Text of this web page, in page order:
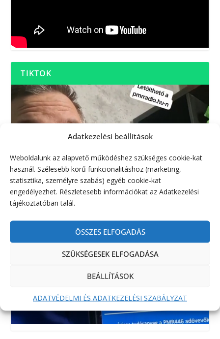
Adatkezelési beállítások
Weboldalunk az alapvető működéshez szükséges cookie-kat
használ. Szélesebb körű funkcionalitáshoz (marketing,
statisztika, személyre szabás) egyéb cookie-kat
engedélyezhet. Részletesebb információkat az Adatkezelési
tájékoztatóban talál.
ÖSSZES ELFOGADÁS
SZÜKSÉGESEK ELFOGADÁSA
BEÁLLÍTÁSOK
ADATVÉDELMI ÉS ADATKEZELÉSI SZABÁLYZAT
TIKTOK